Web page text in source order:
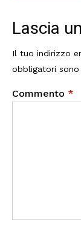
Lascia
Il tuo indirizzo
obbligatori sono
Commento *